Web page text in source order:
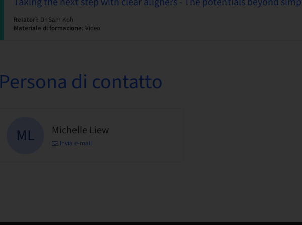
Relatori: Dr Sam Koh
Materiale di formazione: Video
Persona di contatto
ML Michelle Liew
Invia e-mail